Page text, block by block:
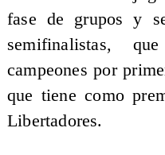
fase de grupos y
semifinalistas,
campeones por
que tiene como
Libertadores.